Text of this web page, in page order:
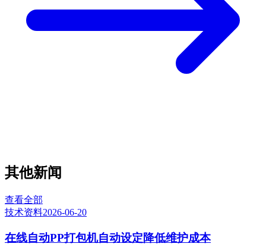
其他新闻
查看全部
技术资料2026-06-20
在线自动PP打包机自动设定降低维护成本